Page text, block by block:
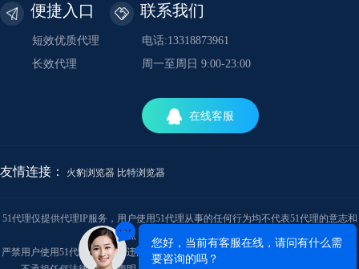
便捷入口
短效优质代理
长效代理
联系我们
电话:13318873961
周一至周日 9:00-23:00
在线客服
友情连接： 火豹浏览器 比特浏览器
51代理仅提供代理IP服务，用户使用51代理从事的任何行为均不代表51代理的意志和
观点，与51代理的立场无关。
严禁用户使用51代理从事任何违法犯罪行为。产生的相关责任用户自负，对此51代理